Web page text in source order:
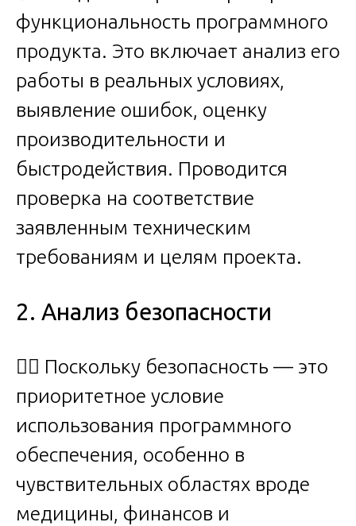
функциональность программного
продукта. Это включает анализ его
работы в реальных условиях,
выявление ошибок, оценку
производительности и
быстродействия. Проводится
проверка на соответствие
заявленным техническим
требованиям и целям проекта.
2. Анализ безопасности
🕵️‍♂️ Поскольку безопасность — это
приоритетное условие
использования программного
обеспечения, особенно в
чувствительных областях вроде
медицины, финансов и